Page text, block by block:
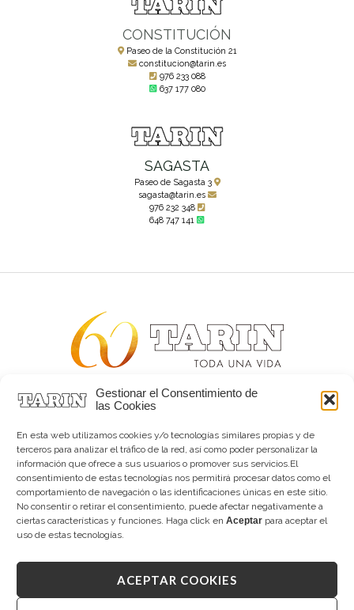
Gestionar el Consentimiento de
las Cookies
En esta web utilizamos cookies y/o tecnologías similares propias y de
terceros para analizar el tráfico de la red, así como poder personalizar la
información que ofrece a sus usuarios o promover sus servicios.El
consentimiento de estas tecnologías nos permitirá procesar datos como el
comportamiento de navegación o las identificaciones únicas en este sitio.
No consentir o retirar el consentimiento, puede afectar negativamente a
ciertas características y funciones. Haga click en Aceptar para aceptar el
uso de estas tecnologías.
ACEPTAR COOKIES
CONSTITUCIÓN
Paseo de la Constitución 21
constitucion@tarin.es
976 233 088
637 177 080
SAGASTA
Paseo de Sagasta 3
sagasta@tarin.es
976 232 348
648 747 141
Alta joyería desde 1963
Tarín Magazine
Contacto
Copyright © 2026 Tarín Joyeros
Aviso legal|Política de uso|Política de privacidad